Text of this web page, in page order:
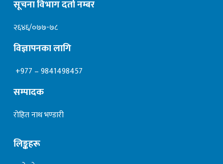
सूचना विभाग दर्ता नम्बर
२६४६/०७७-७८
विज्ञापनका लागि
+977 – 9841498457
सम्पादक
रोहित नाथ भण्डारी
लिङ्कहरू